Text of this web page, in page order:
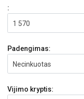
:
1 570
Padengimas:
Necinkuotas
Vijimo kryptis: